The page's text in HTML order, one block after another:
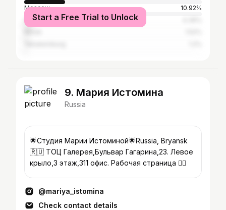
Moscow
10.92%
Saint Petersburg
Start a Free Trial to Unlock
9. Мария Истомина
Russia
🌟Студия Марии Истоминой🌟Russia, Bryansk
🇷🇺 ТОЦ Галерея,Бульвар Гагарина,23. Левое
крыло,3 этаж,311 офис. Рабочая страница 👇🏼
@mariya_istomina
Check contact details